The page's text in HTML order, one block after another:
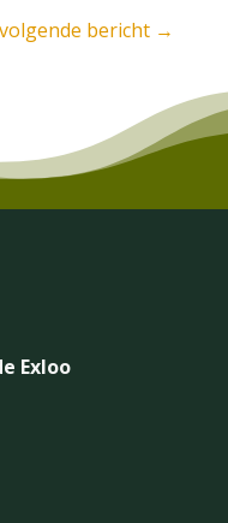
bericht →
Exloo